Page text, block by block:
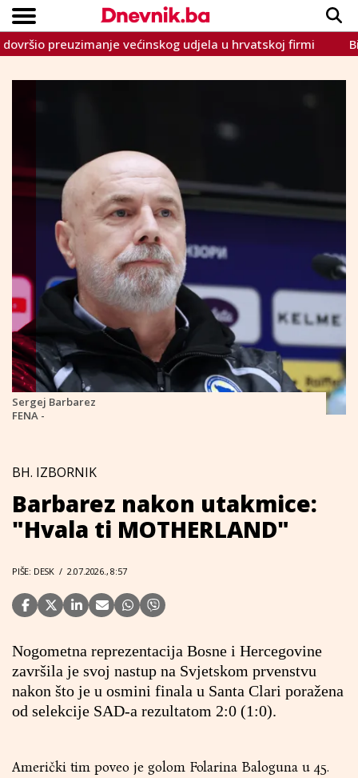
VIJESTI
SPORT
INTERVIEW
TEME
CRNA KRONIKA
LIFESTYLE
Copyright © Dnevnik.ba 2023.
većinskog udjela u hrvatskoj firmi Bivši
Sergej Barbarez
FENA -
BH. IZBORNIK
Barbarez nakon utakmice:
"Hvala ti MOTHERLAND"
PIŠE: DESK / 2.07.2026., 8:57
Nogometna reprezentacija Bosne i Hercegovine
završila je svoj nastup na Svjetskom prvenstvu
nakon što je u osmini finala u Santa Clari poražena
od selekcije SAD-a rezultatom 2:0 (1:0).
Američki tim poveo je golom Folarina Baloguna u 45.